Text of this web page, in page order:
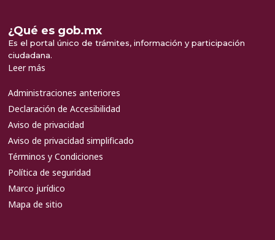
¿Qué es gob.mx
Es el portal único de trámites, información y participación
ciudadana.
Leer más
Administraciones anteriores
Declaración de Accesibilidad
Aviso de privacidad
Aviso de privacidad simplificado
Términos y Condiciones
Política de seguridad
Marco jurídico
Mapa de sitio